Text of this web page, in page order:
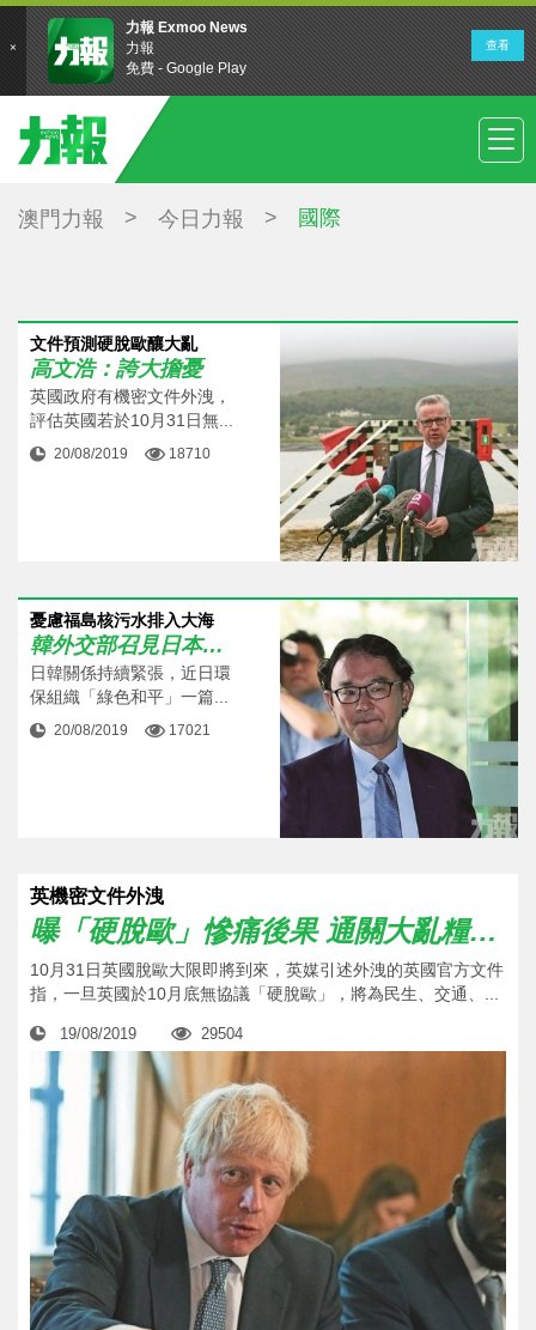
澳門力報 > 今日力報 > 國際
文件預測硬脫歐釀大亂
高文浩：誇大擔憂
英國政府有機密文件外洩，
評估英國若於10月31日無...
20/08/2019 18710
憂慮福島核污水排入大海
韓外交部召見日本公使
日韓關係持續緊張，近日環
保組織「綠色和平」一篇...
20/08/2019 17021
英機密文件外洩
曝「硬脫歐」慘痛後果 通關大亂糧油藥皆缺
10月31日英國脫歐大限即將到來，英媒引述外洩的英國官方文件
指，一旦英國於10月底無協議「硬脫歐」，將為民生、交通、...
19/08/2019 29504